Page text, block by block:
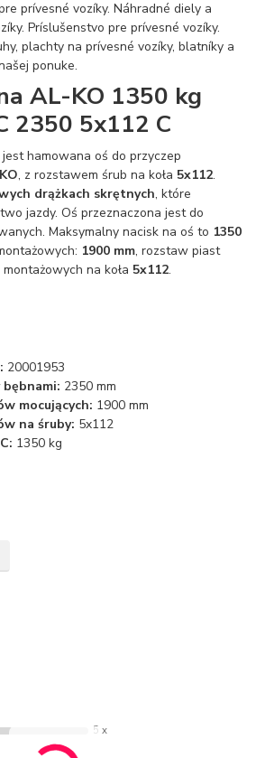
prívesné vozíky. Náhradné diely a
Príslušenstvo pre prívesné vozíky.
plachty na prívesné vozíky, blatníky a
ponuke.
AL-KO 1350 kg
2350 5x112 C
hamowana oś do przyczep
, z rozstawem śrub na koła 5x112.
drążkach skrętnych, które
jazdy. Oś przeznaczona jest do
Maksymalny nacisk na oś to 1350
1900 mm, rozstaw piast
na koła 5x112.
20001953
2350 mm
mocujących: 1900 mm
na śruby: 5x112
1350 kg
5 x